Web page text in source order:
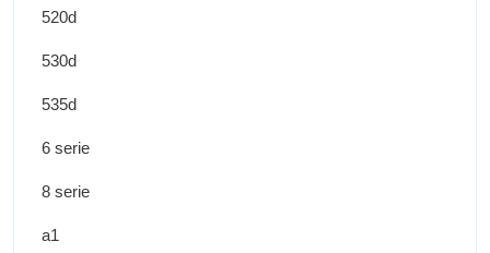
520d
530d
535d
6 serie
8 serie
a1